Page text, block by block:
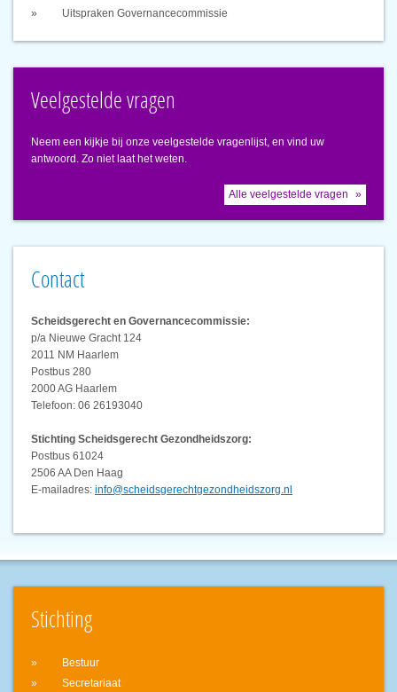
Uitspraken Governancecommissie
Veelgestelde vragen
Neem een kijkje bij onze veelgestelde vragenlijst, en vind uw
antwoord. Zo niet laat het weten.
Alle veelgestelde vragen
Contact
Scheidsgerecht en Governancecommissie:
p/a Nieuwe Gracht 124
2011 NM Haarlem
Postbus 280
2000 AG Haarlem
Telefoon: 06 26193040
Stichting Scheidsgerecht Gezondheidszorg:
Postbus 61024
2506 AA Den Haag
E-mailadres: info@scheidsgerechtgezondheidszorg.nl
Stichting
Bestuur
Secretariaat